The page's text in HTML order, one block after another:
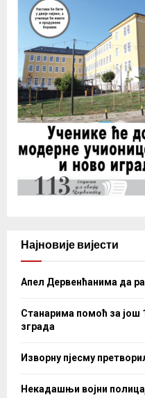
Најновије вијести
Апел Дервенћанима да
Станарима помоћ за још
зграда
Изворну пјесму
Некадашњи војни